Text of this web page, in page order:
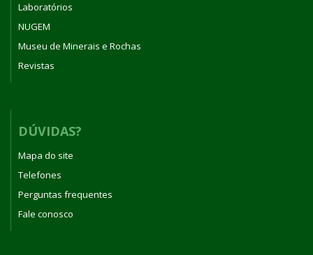
Laboratórios
NUGEM
Museu de Minerais e Rochas
Revistas
DÚVIDAS?
Mapa do site
Telefones
Perguntas frequentes
Fale conosco